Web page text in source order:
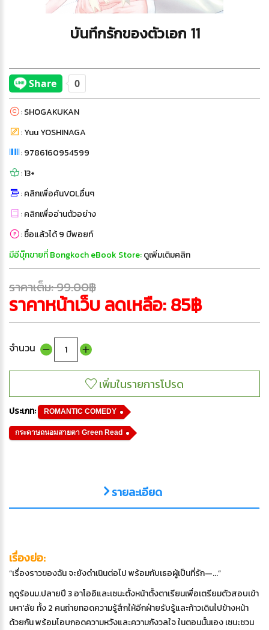
บันทึกรักของตัวเอก 11
:SHOGAKUKAN
:Yuu YOSHINAGA
:9786160954599
:13+
:คลิกเพื่อค้นVOLอื่นๆ
:คลิกเพื่ออ่านตัวอย่าง
:ซื้อแล้วได้ 9 บีพอยท์
มีอีบุ๊กขายที่ Bongkoch eBook Store:ดูเพิ่มเติมคลิก
ราคาเต็ม: 99.00฿
ราคาหน้าเว็บ ลดเหลือ: 85฿
จำนวน
ประเภท: ROMANTIC COMEDY
กระดาษถนอมสายตา Green Read
รายละเอียด
เรื่องย่อ:
“เรื่องราวของฉัน จะยังดำเนินต่อไป พร้อมกับเธอผู้เป็นที่รัก—...”
ฤดูร้อนม.ปลายปี 3 อาโออิและเซนะตั้งหน้าตั้งตาเรียนเพื่อเตรียมตัวสอบเข้า
มหา'ลัย ทั้ง 2 คนถ่ายทอดความรู้สึกให้อีกฝ่ายรับรู้และก้าวเดินไปข้างหน้า
ด้วยกัน พร้อมโอบกอดความหวังและความกังวลใจ ในตอนนั้นเอง เซนะชวน